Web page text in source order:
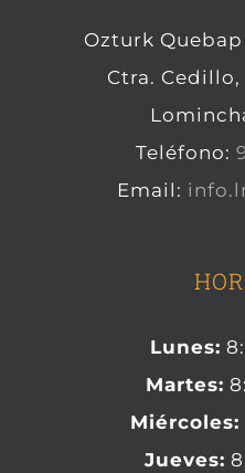
Ozturk
Ctra. Cedillo,
Teléfono:
Email:
Lunes:
Martes:
Miércoles:
Jueves: